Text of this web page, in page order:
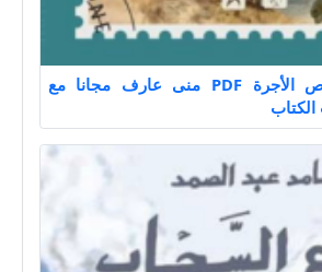
تحميل كتاب خالص الأجرة PDF منى عارف مجانا مع